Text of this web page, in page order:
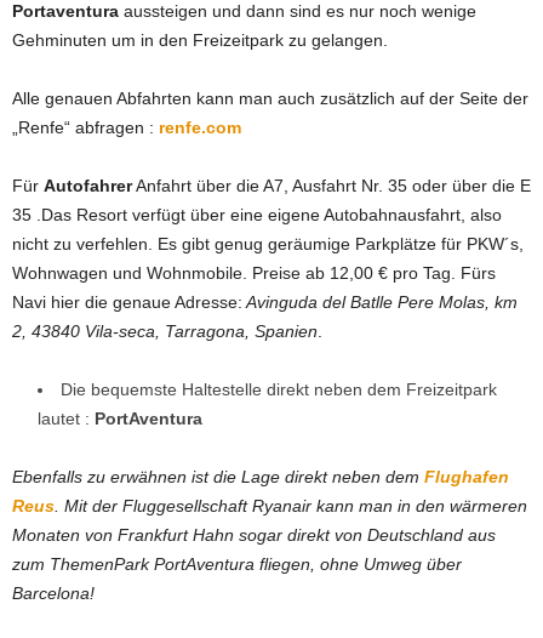
Portaventura aussteigen und dann sind es nur noch wenige
Gehminuten um in den Freizeitpark zu gelangen.
Alle genauen Abfahrten kann man auch zusätzlich auf der Seite der
„Renfe“ abfragen : renfe.com
Für AutofahrerAnfahrt über die A7, Ausfahrt Nr. 35 oder über die E
35 .Das Resort verfügt über eine eigene Autobahnausfahrt, also
nicht zu verfehlen. Es gibt genug geräumige Parkplätze für PKW´s,
Wohnwagen und Wohnmobile. Preise ab 12,00 € pro Tag. Fürs
Navi hier die genaue Adresse: Avinguda del Batlle Pere Molas, km
2, 43840 Vila-seca, Tarragona, Spanien
Die bequemste Haltestelle direkt neben dem Freizeitpark
lautet : PortAventura
Ebenfalls zu erwähnen ist die Lage direkt neben dem Flughafen
Reus . Mit der Fluggesellschaft Ryanair kann man in den wärmeren
Monaten von Frankfurt Hahn sogar direkt von Deutschland aus
zum ThemenPark PortAventura fliegen, ohne Umweg über
Barcelona!